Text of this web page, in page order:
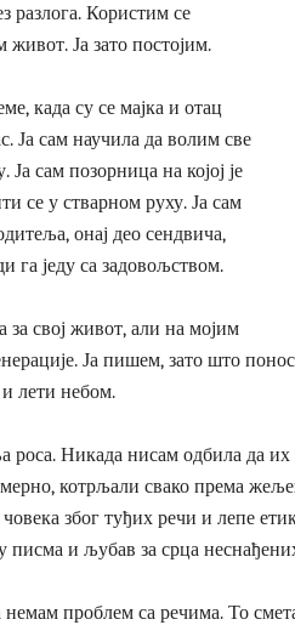
разлога. Користим се
Ја зато постојим.
када су се мајка и отац
Ја сам научила да волим све
Ја сам позорница на којој је
се у стварном руху. Ја сам
онај део сендвича,
га једу са задовољством.
за свој живот, али на мојим
Ја пишем, зато што
лети небом.
роса. Никада нисам одбила да
котрљали свако према
због туђих речи и лепе
писма и љубав за срца
немам проблем са речима. То